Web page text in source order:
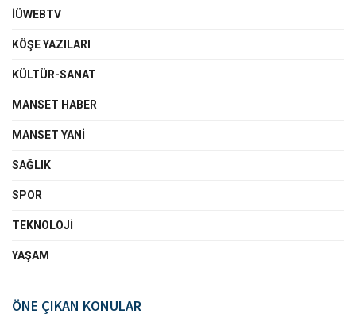
İÜWEBTV
KÖŞE YAZILARI
KÜLTÜR-SANAT
MANSET HABER
MANSET YANI
SAĞLIK
SPOR
TEKNOLOJI
YAŞAM
ÖNE ÇIKAN KONULAR